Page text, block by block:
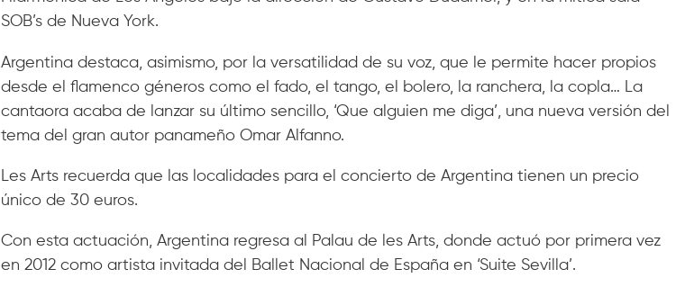
SOB’s de Nueva York.
Argentina destaca, asimismo, por la versatilidad de su voz, que le permite hacer propios
desde el flamenco géneros como el fado, el tango, el bolero, la ranchera, la copla… La
cantaora acaba de lanzar su último sencillo, ‘Que alguien me diga’, una nueva versión del
tema del gran autor panameño Omar Alfanno.
Les Arts recuerda que las localidades para el concierto de Argentina tienen un precio
único de 30 euros.
Con esta actuación, Argentina regresa al Palau de les Arts, donde actuó por primera vez
en 2012 como artista invitada del Ballet Nacional de España en ‘Suite Sevilla’.